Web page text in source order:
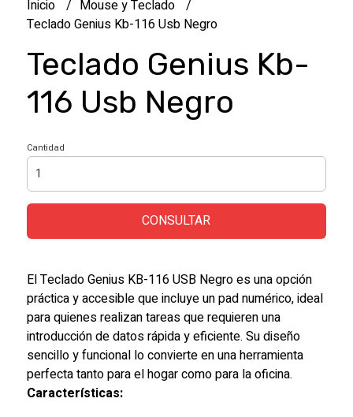
Inicio
Mouse y Teclado
Teclado Genius Kb-116 Usb Negro
Teclado Genius Kb-
116 Usb Negro
Cantidad
CONSULTAR
El Teclado Genius KB-116 USB Negro es una opción
práctica y accesible que incluye un pad numérico, ideal
para quienes realizan tareas que requieren una
introducción de datos rápida y eficiente. Su diseño
sencillo y funcional lo convierte en una herramienta
perfecta tanto para el hogar como para la oficina.
Características: